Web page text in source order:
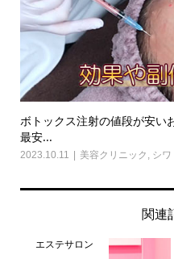
ボトックス注射の値段が安い
最安...
2023.10.11 美容クリニック シ
関連
エステサロン